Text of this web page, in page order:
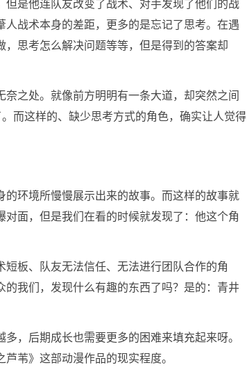
是他连队友改变了战术、对手发现了他们的战
战术本身的差距，更多的是忘记了思考。在遇
思考怎么解决问题等等，但是得到的答案却
之处。就像前方明明有一条大道，却突然之间
而这样的、缺少思考方式的角色，确实让人觉得
的环境所慢慢展示出来的故事。而这样的故事就
面，但是我们在看的时候就发现了：他这个角
板、队友无法信任、无法进行团队合作的角
我们，发现什么有趣的东西了吗？是的：青井
，后期成长也需要更多的困难来填充起来呀。
苇》这部动漫作品的现实程度。